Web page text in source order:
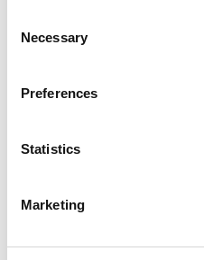
Selection
Necessary
Preferences
Statistics
Marketing